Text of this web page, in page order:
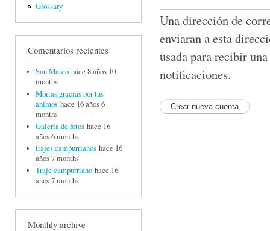
Glossary
Comentarios recientes
San Mateo hace 8 años 10
months
Moitas gracias por tus
animos hace 16 años 6
months
Galería de fotos hace 16
años 6 months
trajes campurrianos hace 16
años 7 months
Traje campurriano hace 16
años 7 months
Monthly archive
Una dirección de
enviaran a esta
usada para recibir
notificaciones.